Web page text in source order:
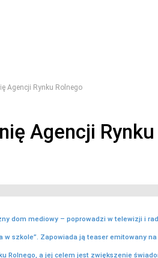
Agencji Rynku Rolnego
Agencji
dom mediowy – poprowadzi w telewizji i
w szkole”. Zapowiada ją teaser emitowany
Rolnego, a jej celem jest zwiększenie